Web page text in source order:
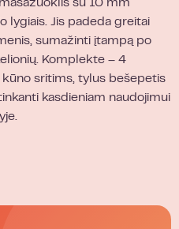
su 10 mm
lygiais. Jis padeda greitai
sumažinti įtampą po
Komplekte – 4
sritims, tylus bešepetis
kasdieniam naudojimui